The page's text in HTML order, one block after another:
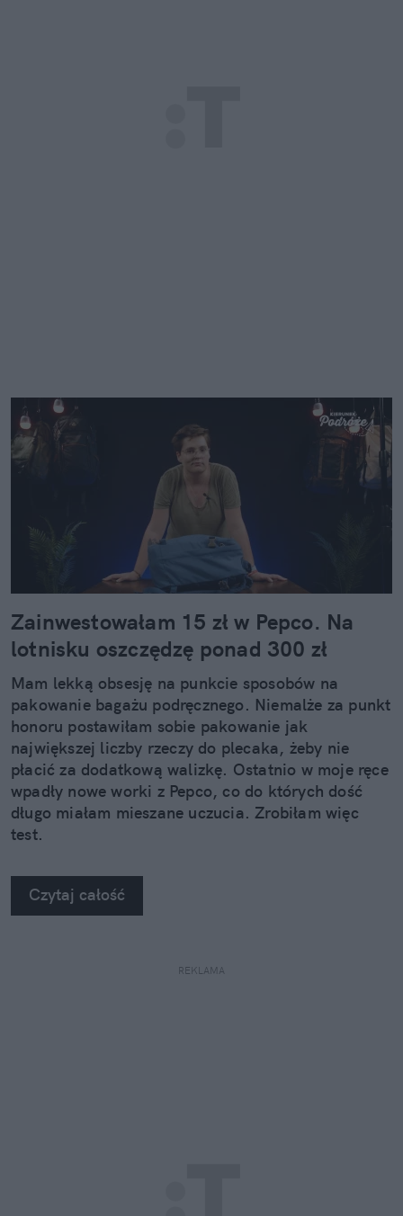
Zainwestowałam 15 zł w Pepco. Na
lotnisku oszczędzę ponad 300 zł
Mam lekką obsesję na punkcie sposobów na
pakowanie bagażu podręcznego. Niemalże za punkt
honoru postawiłam sobie pakowanie jak
największej liczby rzeczy do plecaka, żeby nie
płacić za dodatkową walizkę. Ostatnio w moje ręce
wpadły nowe worki z Pepco, co do których dość
długo miałam mieszane uczucia. Zrobiłam więc
test.
Czytaj całość
REKLAMA